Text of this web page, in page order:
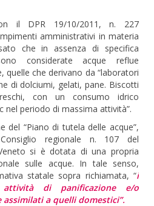
il DPR 19/10/2011, n. 227
amministrativi in materia
che in assenza di specifica
considerate acque reflue
quelle che derivano da “laboratori
di dolciumi, gelati, pane. Biscotti
con un consumo idrico
nel periodo di massima attività”.
del “Piano di tutela delle acque”,
regionale n. 107 del
si è dotata di una propria
sulle acque. In tale senso,
statale sopra richiamata, “i
di panificazione e/o
a quelli domestici”.